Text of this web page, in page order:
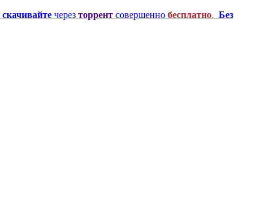
скачивайте через торрент совершенно бесплатно. Без